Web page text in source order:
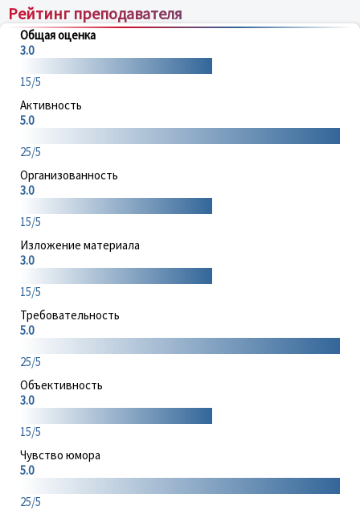
Рейтинг преподавателя
Общая оценка
3.0
15/5
Активность
5.0
25/5
Организованность
3.0
15/5
Изложение материала
3.0
15/5
Требовательность
5.0
25/5
Объективность
3.0
15/5
Чувство юмора
5.0
25/5